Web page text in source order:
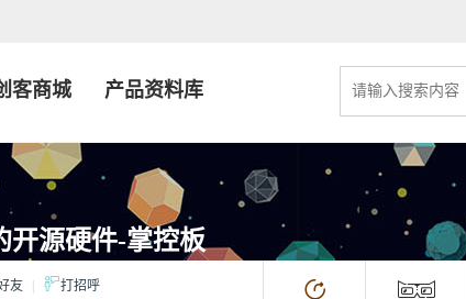
客商城 产品资料库
开源硬件-掌控板
友 打招呼